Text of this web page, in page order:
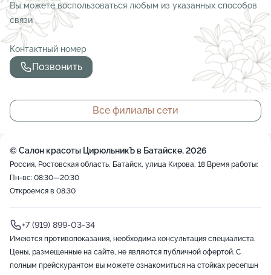
Вы можете воспользоваться любым из указанных способов
связи
Контактный номер
Позвонить
Все филиалы сети
© Салон красоты ЦирюльникЪ в Батайске, 2026
Россия, Ростовская область, Батайск, улица Кирова, 18 Время работы:
Пн-вс: 08:30—20:30
Откроемся в 08:30
+7 (919) 899-03-34
Имеются противопоказания, необходима консультация специалиста.
Цены, размещенные на сайте, не являются публичной офертой. С
полным прейскурантом вы можете ознакомиться на стойках ресепшн